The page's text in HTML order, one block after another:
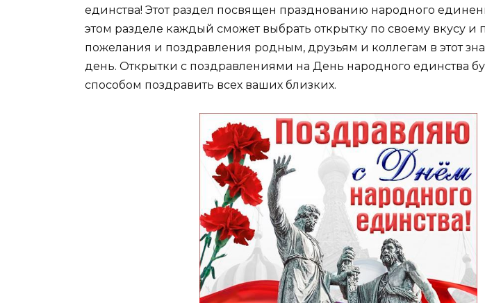
единства! Этот раздел посвящен празднованию народного
этом разделе каждый сможет выбрать открытку по своему вкусу и
пожелания и поздравления родным, друзьям и коллегам в этот
день. Открытки с поздравлениями на День народного единства
способом поздравить всех ваших близких.